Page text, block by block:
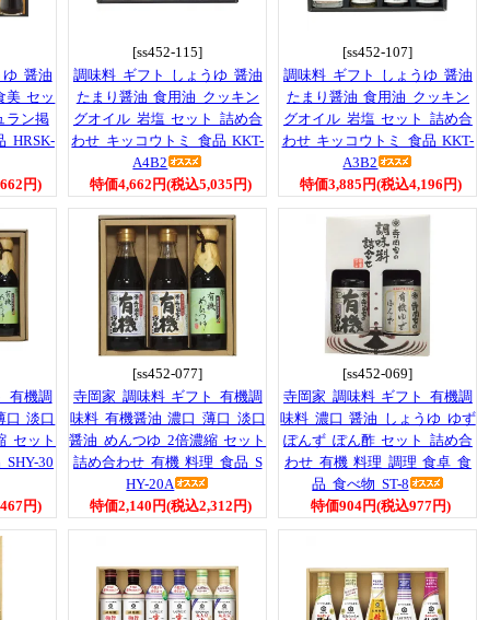
醤油
美 セッ
ラン掲
HRSK-
円)
[ss452-115]
調味料 ギフト しょうゆ 醤油
たまり醤油 食用油 クッキン
グオイル 岩塩 セット 詰め合
わせ キッコウトミ 食品 KKT-
A4B2
特価4,662円(税込5,035円)
[ss452-107]
調味料 ギフト しょうゆ 醤油
たまり醤油 食用油 クッキン
グオイル 岩塩 セット 詰め合
わせ キッコウトミ 食品 KKT-
A3B2
特価3,885円(税込4,196円)
有機調
口 淡口
セット
30
円)
[ss452-077]
寺岡家 調味料 ギフト 有機調
味料 有機醤油 濃口 薄口 淡口
醤油 めんつゆ 2倍濃縮 セット
詰め合わせ 有機 料理 食品 S
HY-20A
特価2,140円(税込2,312円)
[ss452-069]
寺岡家 調味料 ギフト 有機調
味料 濃口 醤油 しょうゆ ゆず
ぽんず ぽん酢 セット 詰め合
わせ 有機 料理 調理 食卓 食
品 食べ物 ST-8
特価904円(税込977円)